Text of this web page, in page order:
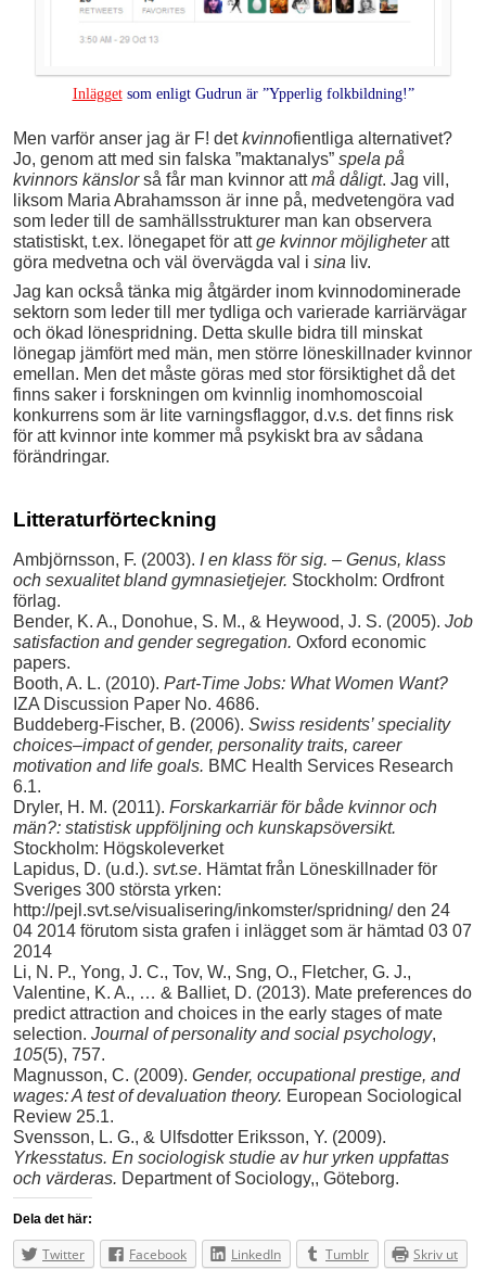
Inläggetsom enligt Gudrun är ”Ypperlig folkbildning!”
Men varför anser jag är F! detkvinnofientliga alternativet?
Jo, genom att med sin falska ”maktanalys” spela på
kvinnors känslorså får man kvinnor attmå dåligt. Jag vill,
liksom Maria Abrahamsson är inne på, medvetengöra vad
som leder till de samhällsstrukturer man kan observera
statistiskt, t.ex. lönegapet för attge kvinnor möjligheteratt
göra medvetna och väl övervägda val i sina liv.
Jag kan också tänka mig åtgärder inom kvinnodominerade
sektorn som leder till mer tydliga och varierade karriärvägar
och ökad lönespridning. Detta skulle bidra till minskat
lönegap jämfört med män, men större löneskillnader kvinnor
emellan. Men det måste göras med stor försiktighet då det
finns saker i forskningen om kvinnlig inomhomoscoial
konkurrens som är lite varningsflaggor, d.v.s. det finns risk
för att kvinnor inte kommer må psykiskt bra av sådana
förändringar.
Litteraturförteckning
Ambjörnsson, F. (2003). I en klass för sig. – Genus, klass
och sexualitet bland gymnasietjejer. Stockholm: Ordfront
förlag.
Bender, K. A., Donohue, S. M., & Heywood, J. S. (2005). Job
satisfaction and gender segregation. Oxford economic
papers.
Booth, A. L. (2010). Part-Time Jobs: What Women Want?
IZA Discussion Paper No. 4686.
Buddeberg-Fischer, B. (2006). Swiss residents’ speciality
choices–impact of gender, personality traits, career
motivation and life goals. BMC Health Services Research
6.1.
Dryler, H. M. (2011). Forskarkarriär för både kvinnor och
män?: statistisk uppföljning och kunskapsöversikt.
Stockholm: Högskoleverket
Lapidus, D. (u.d.). svt.se. Hämtat från Löneskillnader för
Sveriges 300 största yrken:
http://pejl.svt.se/visualisering/inkomster/spridning/ den 24
04 2014 förutom sista grafen i inlägget som är hämtad 03 07
2014
Li, N. P., Yong, J. C., Tov, W., Sng, O., Fletcher, G. J.,
Valentine, K. A., … & Balliet, D. (2013). Mate preferences do
predict attraction and choices in the early stages of mate
selection. Journal of personality and social psychology,
105(5), 757.
Magnusson, C. (2009). Gender, occupational prestige, and
wages: A test of devaluation theory. European Sociological
Review 25.1.
Svensson, L. G., & Ulfsdotter Eriksson, Y. (2009).
Yrkesstatus. En sociologisk studie av hur yrken uppfattas
och värderas. Department of Sociology,, Göteborg.
Dela det här:
Twitter Facebook LinkedIn Tumblr Skriv ut